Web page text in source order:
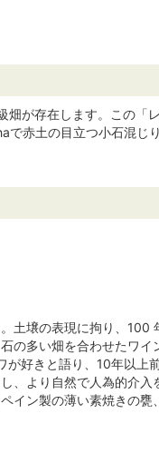
が存在します。この「
赤土の目立つ小石混じ
土壌の表現に拘り、100
多い畑を合わせたワイ
好きと語り、10年以上
、より自然で人為的介入
イン製の薄い素焼きの甕